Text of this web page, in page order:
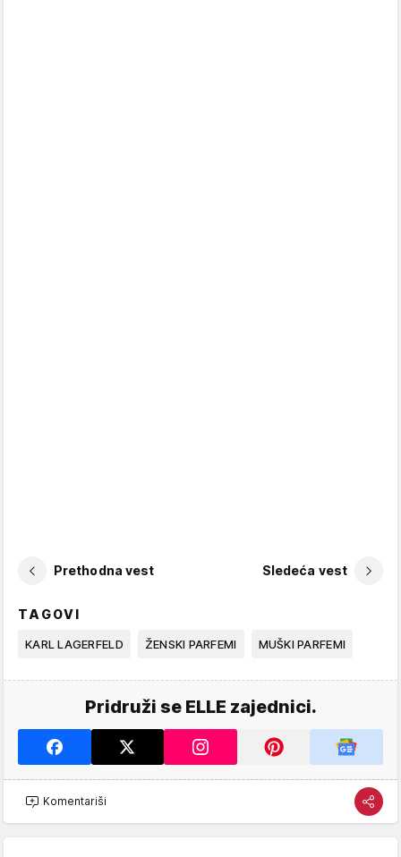
Prethodna vest Sledeća vest
TAGOVI
KARL LAGERFELD ŽENSKI PARFEMI MUŠKI PARFEMI
Pridruži se ELLE zajednici.
Komentariši